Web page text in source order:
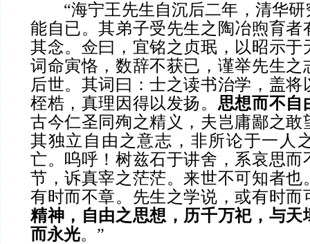
“海宁王先生自沉后二年，清华
能自已。其弟子受先生之陶冶煦育者
其念。佥曰，宜铭之贞珉，以昭示于
词命寅恪，数辞不获已，谨举先生之
后世。其词曰：士之读书治学，盖将
桎梏，真理因得以发扬。 思想而不自
古今仁圣同殉之精义，夫岂庸鄙之敢
其独立自由之意志，非所论于一人
亡。呜呼！树兹石于讲舍，系哀思而
节，诉真宰之茫茫。来世不可知者也
有时而不章。先生之学说，或有时而
精神，自由之思想，历千万祀，与天
而永光。”